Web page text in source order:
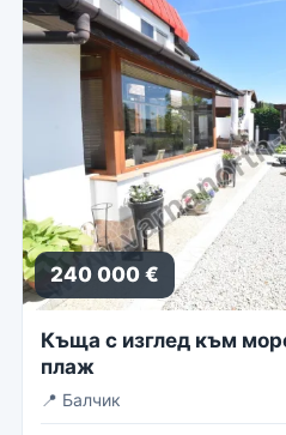
240 000 €
Къща с изглед към
плаж
📍 Балчик